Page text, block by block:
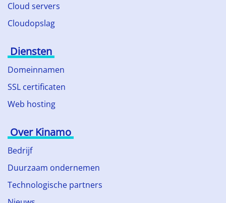
Cloud servers
Cloudopslag
Diensten
Domeinnamen
SSL certificaten
Web hosting
Over Kinamo
Bedrijf
Duurzaam ondernemen
Technologische partners